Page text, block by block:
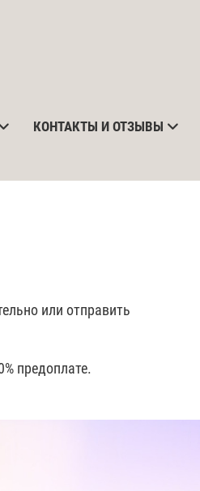
КОНТАКТЫ И ОТЗЫВЫ
или отправить
предоплате.